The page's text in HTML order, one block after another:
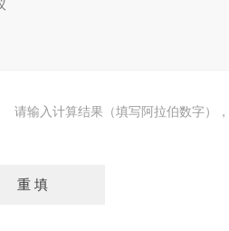
请输入计算结果（填写阿拉伯数字）